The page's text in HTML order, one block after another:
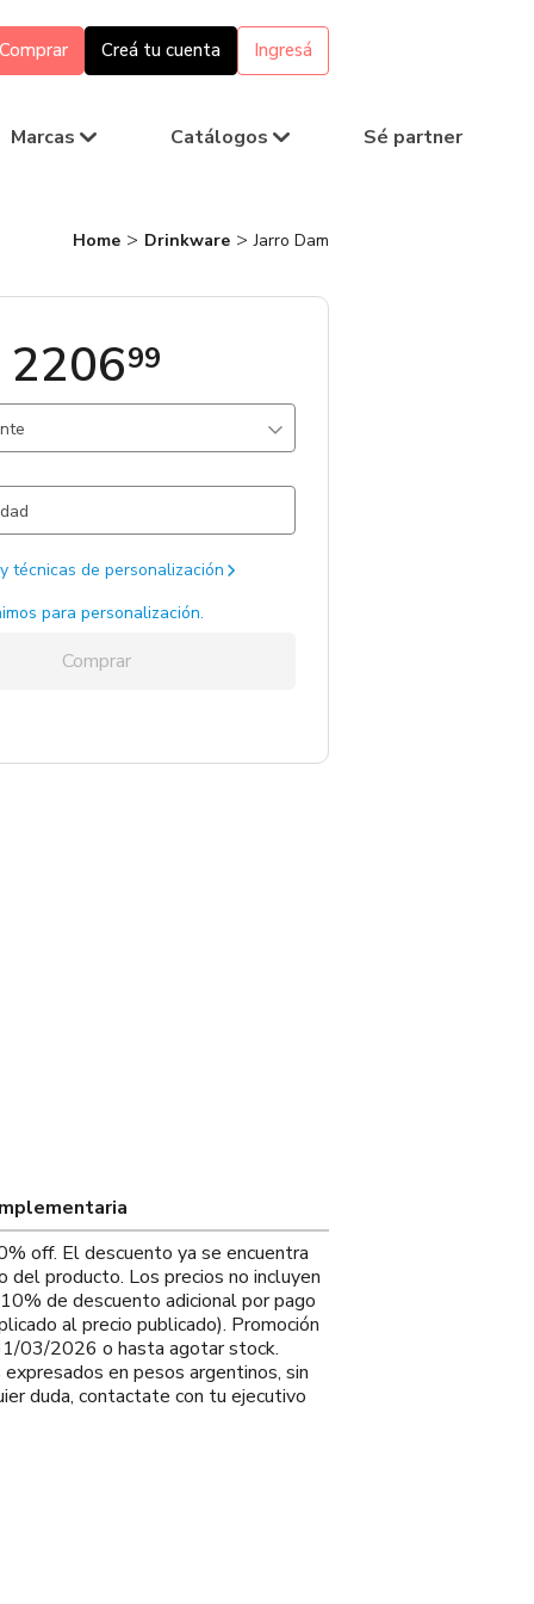
Comprar Creá tu cuenta Ingresá
Marcas Catálogos Sé partner
Home Drinkware Jarro Dam
220699
/ Beige / kaki / Plastico 43.033 un.
técnicas de personalización
para personalización.
Comprar
off. El descuento ya se encuentra
del producto. Los precios no incluyen
de descuento adicional por pago
al precio publicado). Promoción
03/2026 o hasta agotar stock.
en pesos argentinos, sin
duda, contactate con tu ejecutivo